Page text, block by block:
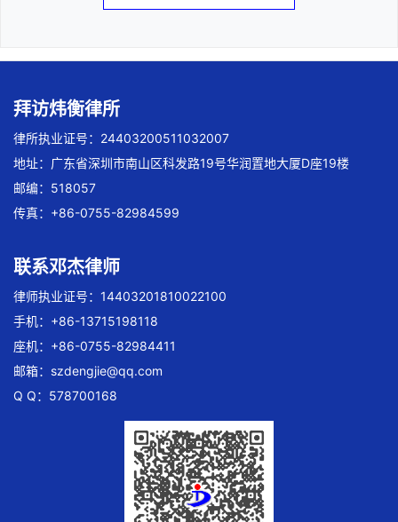
拜访炜衡律所
律所执业证号：24403200511032007
地址：广东省深圳市南山区科发路19号华润置地大厦D座19楼
邮编：518057
传真：+86-0755-82984599
联系邓杰律师
律师执业证号：14403201810022100
手机：+86-13715198118
座机：+86-0755-82984411
邮箱： szdengjie@qq.com
Q Q：578700168